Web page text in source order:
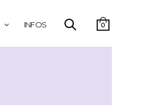
INFOS 0